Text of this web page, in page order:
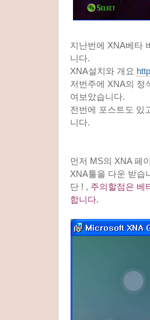
지난번에 XNA베타
니다.
XNA설치와 개요
저번주에 XNA의 정
여보았습니다.
전번에 포스트도 있
니다.
먼저 MS의 XNA 페
XNA툴을 다운 받습
단 ! , 주의할점은 베
합니다.